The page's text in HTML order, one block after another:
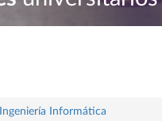
Informática